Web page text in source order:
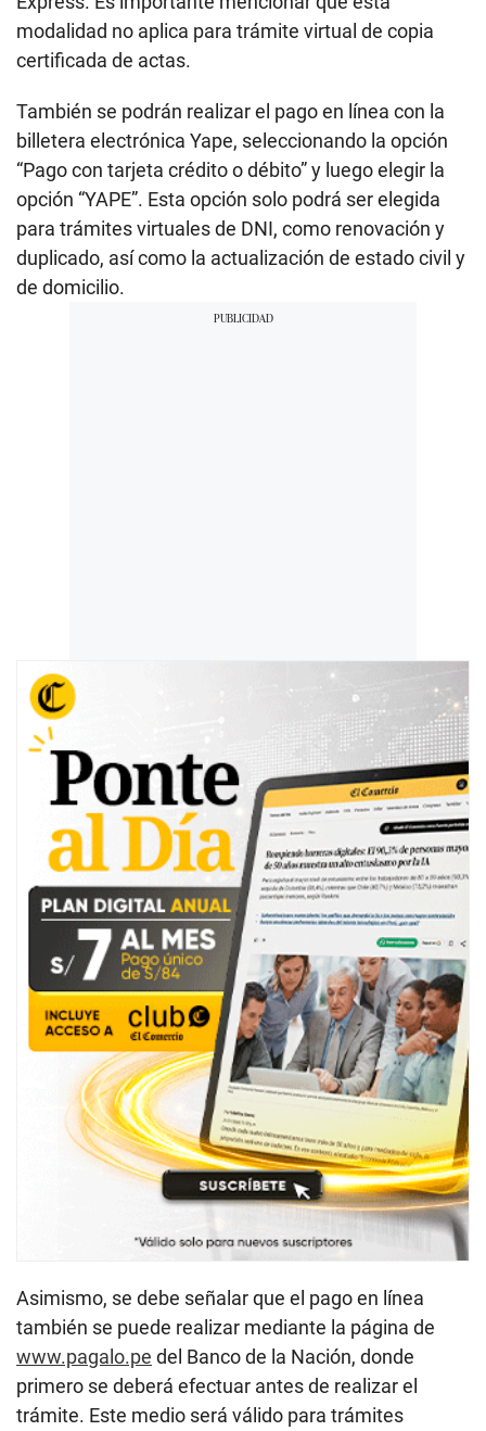
modalidad no aplica para trámite virtual de copia
certificada de actas.
También se podrán realizar el pago en línea con la
billetera electrónica Yape, seleccionando la opción
“Pago con tarjeta crédito o débito” y luego elegir la
opción “YAPE”. Esta opción solo podrá ser elegida
para trámites virtuales de DNI, como renovación y
duplicado, así como la actualización de estado civil y
de domicilio.
Asimismo, se debe señalar que el pago en línea
también se puede realizar mediante la página de
www.pagalo.pe del Banco de la Nación, donde
primero se deberá efectuar antes de realizar el
trámite. Este medio será válido para trámites